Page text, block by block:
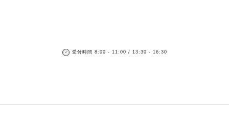
受付時間 8:00 - 11:00 / 13:30 - 16:30